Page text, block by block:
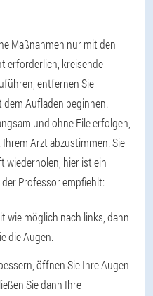
Maßnahmen nur mit den
erforderlich, kreisende
entfernen Sie
dem Aufladen beginnen.
und ohne Eile erfolgen,
Arzt abzustimmen. Sie
wiederholen, hier ist ein
Professor empfiehlt:
wie möglich nach links, dann
die Augen.
öffnen Sie Ihre Augen
Sie dann Ihre